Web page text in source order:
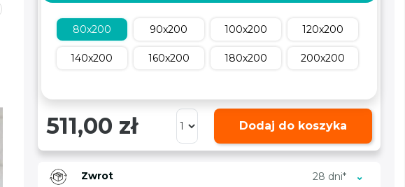
80x200 90x200 100x200 120x200
140x200 160x200 180x200 200x200
511,00 zł Dodaj do koszyka
Zwrot 28 dni*